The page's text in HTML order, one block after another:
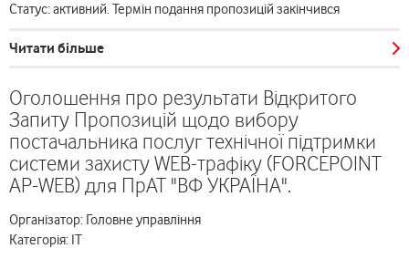
Статус: активний. Термін подання пропозицій закінчився
Читати більше
Оголошення про результати Відкритого
Запиту Пропозицій щодо вибору
постачальника послуг технічної підтримки
системи захисту WEB-трафіку (FORCEPOINT
AP-WEB) для ПрАТ "ВФ УКРАЇНА".
Організатор: Головне управління
Категорія: ІТ